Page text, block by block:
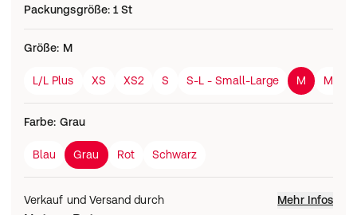
Packungsgröße:1 St
Größe: M
L/L Plus XS XS2 S S-L - Small-Large M M/L
Farbe: Grau
Blau Grau Rot Schwarz
Verkauf und Versand durch Mehr Infos